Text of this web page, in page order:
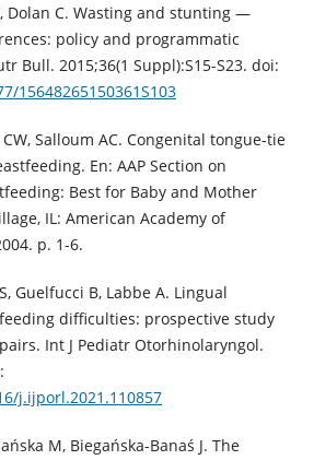
Dolan C. Wasting and stunting —
policy and programmatic
Bull. 2015;36(1 Suppl):S15-S23. doi:
15648265150361S103
Salloum AC. Congenital tongue-tie
En: AAP Section on
Best for Baby and Mother
IL: American Academy of
p. 1-6.
Guelfucci B, Labbe A. Lingual
difficulties: prospective study
Int J Pediatr Otorhinolaryngol.
j.ijporl.2021.110857
M, Biegańska-Banaś J. The